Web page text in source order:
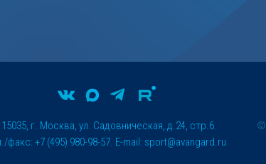
г. Москва, ул. Садовническая, д.24, стр.6.
факс: +7 (495) 980-98-57. E-mail: sport@avangard.ru
©